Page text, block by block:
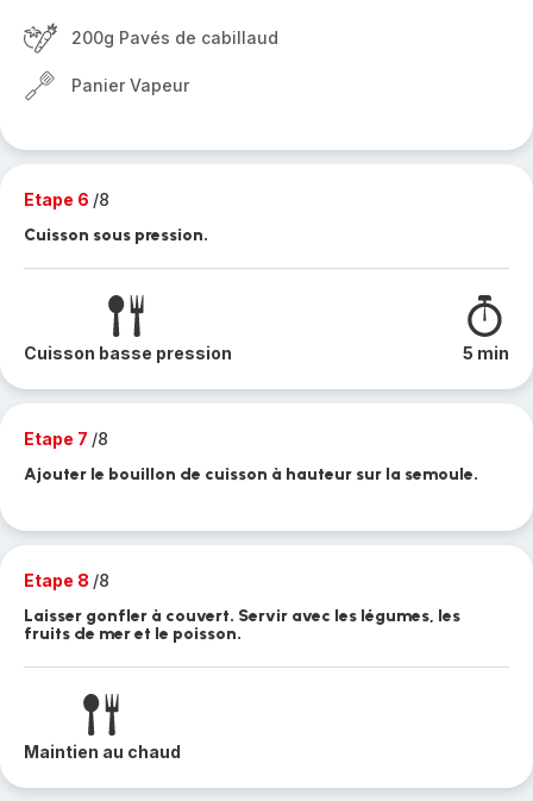
200g Pavés de cabillaud
Panier Vapeur
Etape 6 /8
Cuisson sous pression.
Cuisson basse pression 5 min
Etape 7 /8
Ajouter le bouillon de cuisson à hauteur sur la semoule.
Etape 8 /8
Laisser gonfler à couvert. Servir avec les légumes, les
fruits de mer et le poisson.
Maintien au chaud